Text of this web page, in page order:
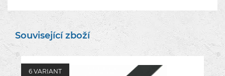
Související zboží
6 VARIANT